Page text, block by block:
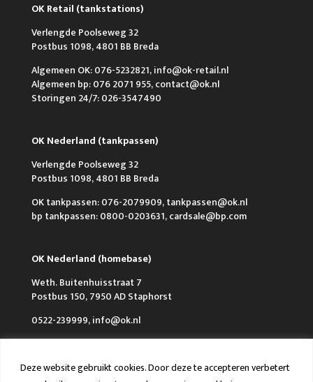
Deze website gebruikt cookies. Door deze te accepteren verbetert
OK Retail (tankstations)
Verlengde Poolseweg 32
Postbus 1098, 4801 BB Breda
Algemeen OK: 076-5232821, info@ok-retail.nl
Algemeen bp: 076 2071 955, contact@ok.nl
Storingen 24/7: 026-3547490
OK Nederland (tankpassen)
Verlengde Poolseweg 32
Postbus 1098, 4801 BB Breda
OK tankpassen: 076-2079909, tankpassen@ok.nl
bp tankpassen: 0800-0203631, cardsale@bp.com
OK Nederland (homebase)
Weth. Buitenhuisstraat 7
Postbus 150, 7950 AD Staphorst
0522-239999, info@ok.nl